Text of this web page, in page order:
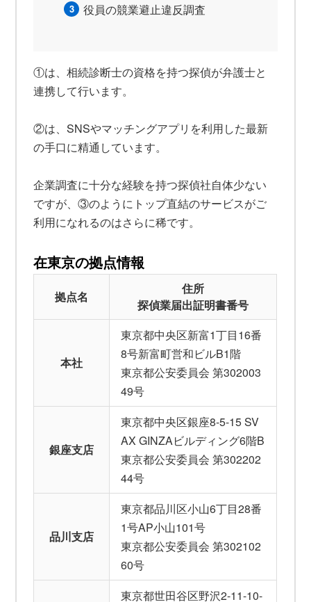
役員の競業避止違反調査
①は、相続診断士の資格を持つ探偵が弁護士と
連携して行います。
②は、SNSやマッチングアプリを利用した最新
の手口に精通しています。
企業調査に十分な経験を持つ探偵社自体少ない
ですが、③のようにトップ直結のサービスがご
利用になれるのはさらに稀です。
在東京の拠点情報
拠点名
住所
探偵業届出証明書番号
本社
東京都中央区新富1丁目16番
8号新富町営和ビルB1階
東京都公安委員会 第302003
49号
銀座支店
東京都中央区銀座8-5-15 SV
AX GINZAビルディング6階B
東京都公安委員会 第302202
44号
品川支店
東京都品川区小山6丁目28番
1号AP小山101号
東京都公安委員会 第302102
60号
東京都世田谷区野沢2-11-10-